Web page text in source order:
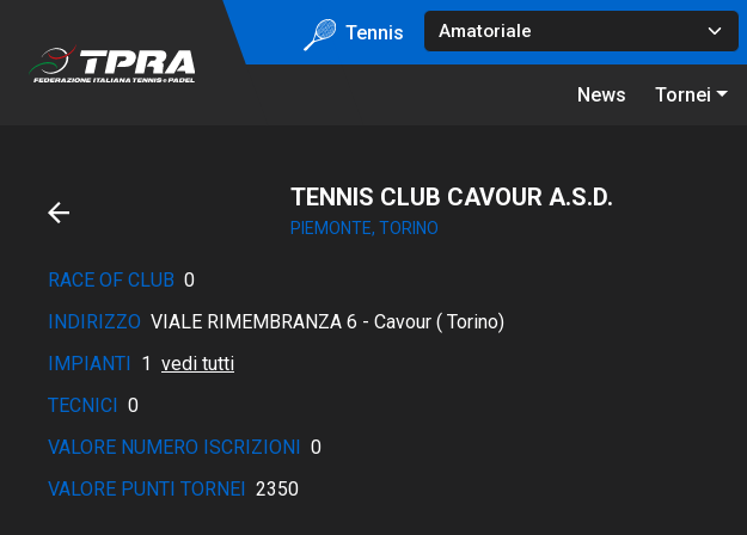
Tennis
News Tornei
TENNIS CLUB CAVOUR A.S.D.
PIEMONTE, TORINO
RACE OF CLUB 0
INDIRIZZO VIALE RIMEMBRANZA 6 - Cavour ( Torino)
IMPIANTI 1 vedi tutti
TECNICI 0
VALORE NUMERO ISCRIZIONI 0
VALORE PUNTI TORNEI 2350